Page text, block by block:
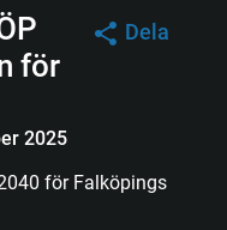
Dela
för
2025
för Falköpings